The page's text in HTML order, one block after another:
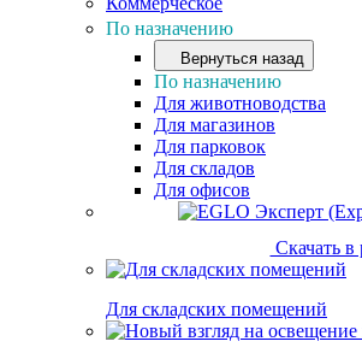
По назначению
Вернуться назад
По назначению
Для животноводства
Для магазинов
Для парковок
Для складов
Для офисов
Скачать в
Для складских помещений